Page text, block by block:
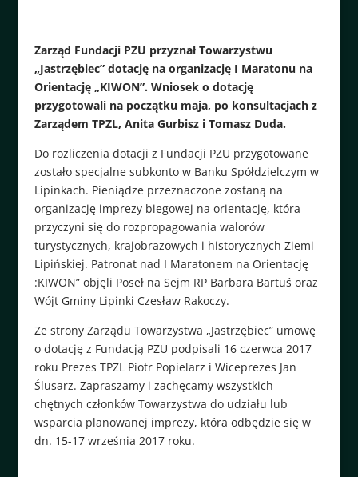
Zarząd Fundacji PZU przyznał Towarzystwu
„Jastrzębiec” dotację na organizację I Maratonu na
Orientację „KIWON”. Wniosek o dotację
przygotowali na początku maja, po konsultacjach z
Zarządem TPZL, Anita Gurbisz i Tomasz Duda.
Do rozliczenia dotacji z Fundacji PZU przygotowane
zostało specjalne subkonto w Banku Spółdzielczym w
Lipinkach. Pieniądze przeznaczone zostaną na
organizację imprezy biegowej na orientację, która
przyczyni się do rozpropagowania walorów
turystycznych, krajobrazowych i historycznych Ziemi
Lipińskiej. Patronat nad I Maratonem na Orientację
:KIWON” objęli Poseł na Sejm RP Barbara Bartuś oraz
Wójt Gminy Lipinki Czesław Rakoczy.
Ze strony Zarządu Towarzystwa „Jastrzębiec” umowę
o dotację z Fundacją PZU podpisali 16 czerwca 2017
roku Prezes TPZL Piotr Popielarz i Wiceprezes Jan
Ślusarz. Zapraszamy i zachęcamy wszystkich
chętnych członków Towarzystwa do udziału lub
wsparcia planowanej imprezy, która odbędzie się w
dn. 15-17 września 2017 roku.